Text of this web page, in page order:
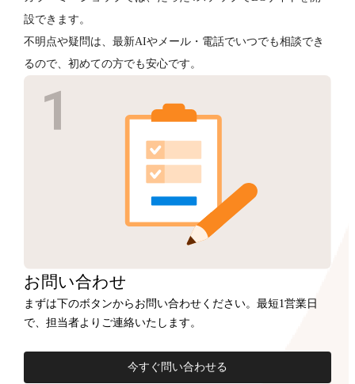
設できます。
不明点や疑問は、最新AIやメール・電話でいつでも相談でき
るので、初めての方でも安心です。
お問い合わせ
まずは下のボタンからお問い合わせください。最短1営業日
で、担当者よりご連絡いたします。
今すぐ問い合わせる